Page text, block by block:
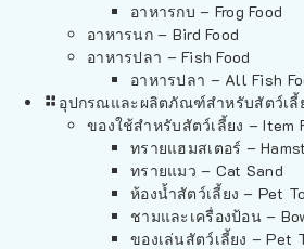
อาหารกบ – Frog Food
อาหารนก – Bird Food
อาหารปลา – Fish Food
อาหารปลา – All Fish
อุปกรณและผลิตภัณฑ์สำหรับสัตว์เลี้
ของใช้สำหรับสัตว์เลี้ยง – Item
ทรายแฮมสเตอร์ –
ทรายแมว – Cat Sand
ห้องน้ำสัตว์เลี้ยง – Pet
ชามและเครื่องป้อน –
ของเล่นสัตว์เลี้ยง – Pet